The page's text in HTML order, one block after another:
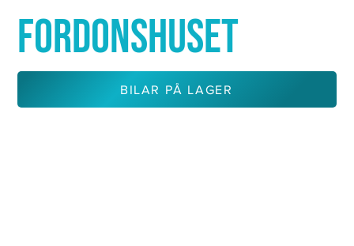
FORDONSHUSET
BILAR PÅ LAGER